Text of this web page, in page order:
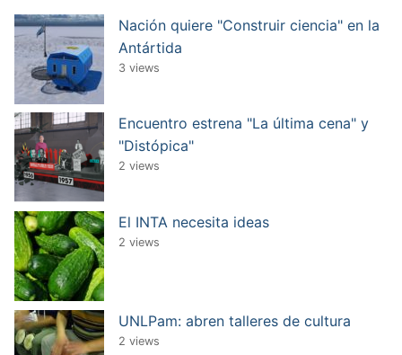
Nación quiere "Construir ciencia" en la
Antártida
3 views
Encuentro estrena "La última cena" y
"Distópica"
2 views
El INTA necesita ideas
2 views
UNLPam: abren talleres de cultura
2 views